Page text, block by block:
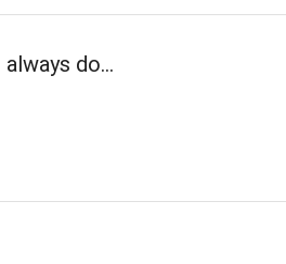
do…